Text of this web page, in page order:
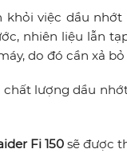
việc dầu
nhiên liệu lẫn
do đó cần xả
lượng dầu
Fi 150 sẽ được